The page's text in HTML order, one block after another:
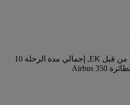
رقم الرحلة 863 يتم التشغيل من قبل EK, إجمالي مدة الرحلة 10